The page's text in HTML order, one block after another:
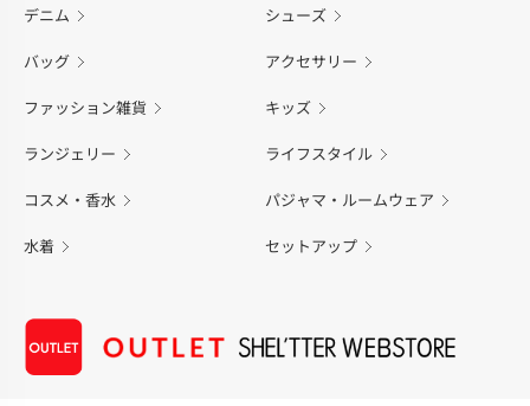
デニム シューズ
バッグ アクセサリー
ファッション雑貨 キッズ
ランジェリー ライフスタイル
コスメ・香水 パジャマ・ルームウェア
水着 セットアップ